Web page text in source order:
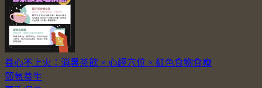
養心不上火：消暑茶飲 × 心經穴位 × 紅色食物食療
節氣養生